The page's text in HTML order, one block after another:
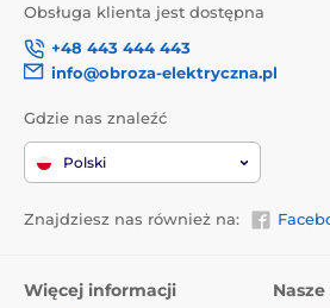
Obsługa klienta jest dostępna
+48 443 444 443
info@obroza-elektryczna.pl
Gdzie nas znaleźć
Polski
Znajdziesz nas również na:
Więcej informacji Nasze